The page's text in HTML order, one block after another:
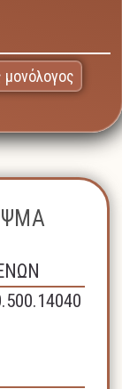
μονόλογος
ΨΜΑ